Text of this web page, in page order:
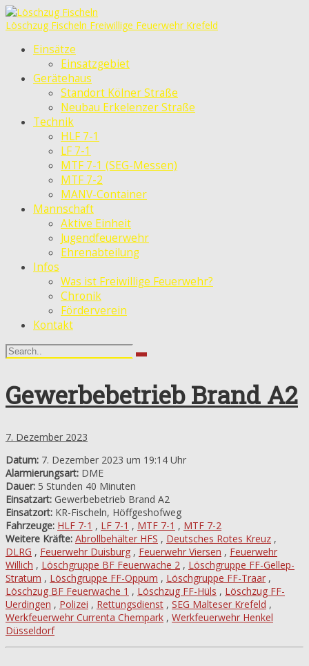
Löschzug Fischeln Freiwillige Feuerwehr Krefeld
Einsätze
Einsatzgebiet
Gerätehaus
Standort Kölner Straße
Neubau Erkelenzer Straße
Technik
HLF 7-1
LF 7-1
MTF 7-1 (SEG-Messen)
MTF 7-2
MANV-Container
Mannschaft
Aktive Einheit
Jugendfeuerwehr
Ehrenabteilung
Infos
Was ist Freiwillige Feuerwehr?
Chronik
Förderverein
Kontakt
Gewerbebetrieb Brand A2
7. Dezember 2023
Datum: 7. Dezember 2023 um 19:14 Uhr
Alarmierungsart: DME
Dauer: 5 Stunden 40 Minuten
Einsatzart: Gewerbebetrieb Brand A2
Einsatzort: KR-Fischeln, Höffgeshofweg
Fahrzeuge: HLF 7-1 , LF 7-1 , MTF 7-1 , MTF 7-2
Weitere Kräfte: Abrollbehälter HFS , Deutsches Rotes Kreuz ,
DLRG , Feuerwehr Duisburg , Feuerwehr Viersen , Feuerwehr
Willich , Löschgruppe BF Feuerwache 2 , Löschgruppe FF-Gellep-
Stratum , Löschgruppe FF-Oppum , Löschgruppe FF-Traar ,
Löschzug BF Feuerwache 1 , Löschzug FF-Hüls , Löschzug FF-
Uerdingen , Polizei , Rettungsdienst , SEG Malteser Krefeld ,
Werkfeuerwehr Currenta Chempark , Werkfeuerwehr Henkel
Düsseldorf